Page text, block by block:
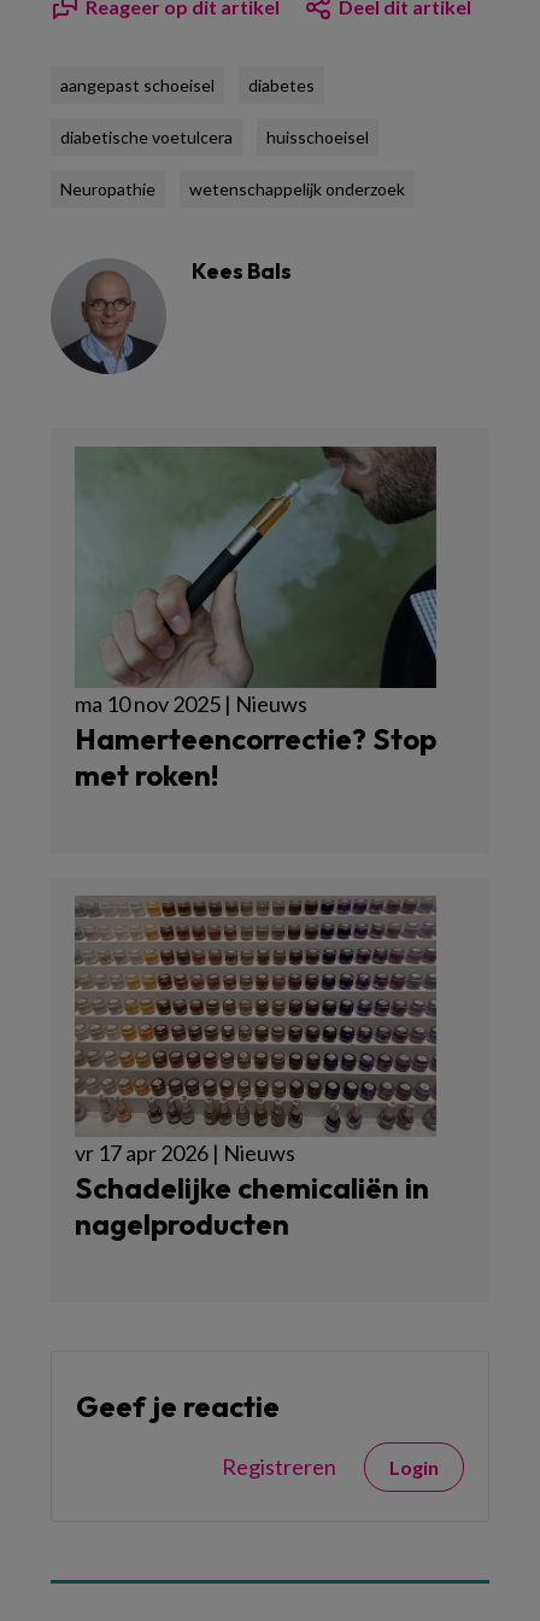
Reageer op dit artikel Deel dit artikel
aangepast schoeisel diabetes
diabetische voetulcera huisschoeisel
Neuropathie wetenschappelijk onderzoek
Kees Bals
ma 10 nov 2025 | Nieuws
Hamerteencorrectie? Stop
met roken!
vr 17 apr 2026 | Nieuws
Schadelijke chemicaliën in
nagelproducten
Geef je reactie
Registreren Login